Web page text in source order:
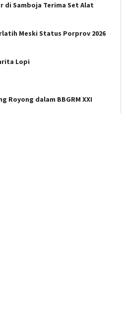
di Samboja Terima Set Alat
Meski Status Porprov 2026
Lopi
Royong dalam BBGRM XXI